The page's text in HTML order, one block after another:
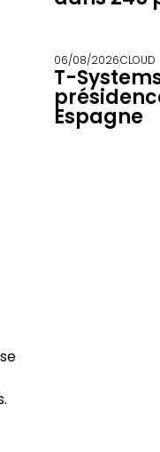
06/08/2026CLOUD
T-
Espagne